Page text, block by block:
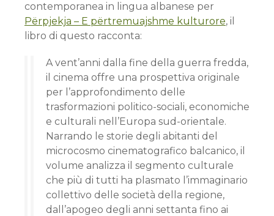
contemporanea in lingua albanese per
Përpjekja – E përtremuajshme kulturore, il
libro di questo racconta:
A vent’anni dalla fine della guerra fredda,
il cinema offre una prospettiva originale
per l’approfondimento delle
trasformazioni politico-sociali, economiche
e culturali nell’Europa sud-orientale.
Narrando le storie degli abitanti del
microcosmo cinematografico balcanico, il
volume analizza il segmento culturale
che più di tutti ha plasmato l’immaginario
collettivo delle società della regione,
dall’apogeo degli anni settanta fino ai